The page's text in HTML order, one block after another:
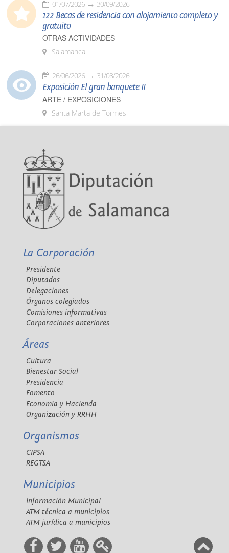
01/07/2026 30/09/2026
122 Becas de residencia con alojamiento completo y
gratuito
OTRAS ACTIVIDADES
Salamanca
26/06/2026 31/08/2026
Exposición El gran banquete II
ARTE / EXPOSICIONES
Santa Marta de Tormes
La Corporación
Presidente
Diputados
Delegaciones
Órganos colegiados
Comisiones informativas
Corporaciones anteriores
Áreas
Cultura
Bienestar Social
Presidencia
Fomento
Economía y Hacienda
Organización y RRHH
Organismos
CIPSA
REGTSA
Municipios
Información Municipal
ATM técnica a municipios
ATM jurídica a municipios